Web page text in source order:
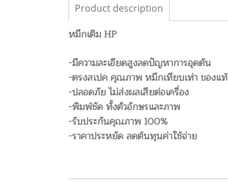
Product description
หมึกเติม HP
-มีความละเอียดสูงลดปัญหาการอุดตัน
-ตรงสเปค คุณภาพ หมึกเทียบเท่า ของแท้
-ปลอดภัย ไม่ส่งผลเสียต่อเครื่อง
-พิมพ์ชัด ทั้งตัวอักษรและภาพ
-รับประกันคุณภาพ 100%
-ราคาประหยัด ลดต้นทุนค่าใช้จ่าย